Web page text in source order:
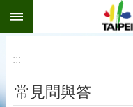
跳到主要內容區塊
:::
常見問與答